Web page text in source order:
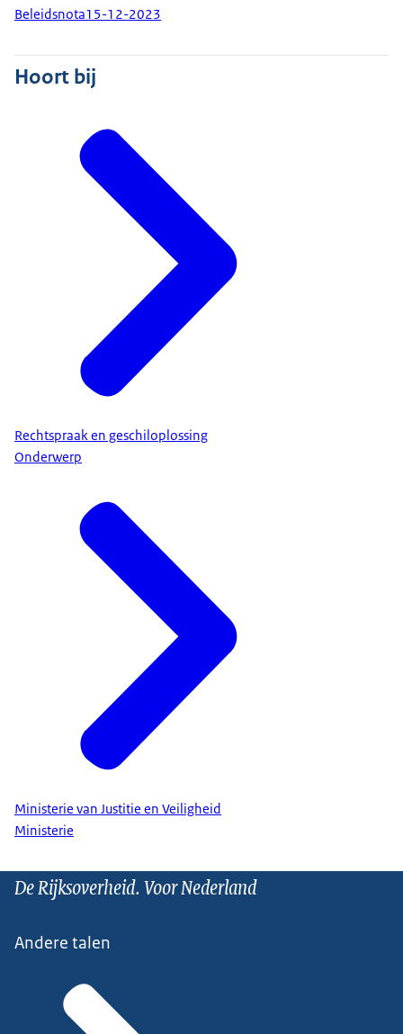
Beleidsnota15-12-2023
Hoort bij
Rechtspraak en geschiloplossing
Onderwerp
Ministerie van Justitie en Veiligheid
Ministerie
De Rijksoverheid. Voor Nederland
Andere talen